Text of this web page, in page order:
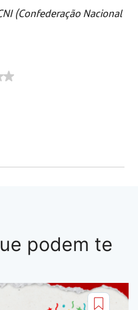
(Confederação Nacional
podem te